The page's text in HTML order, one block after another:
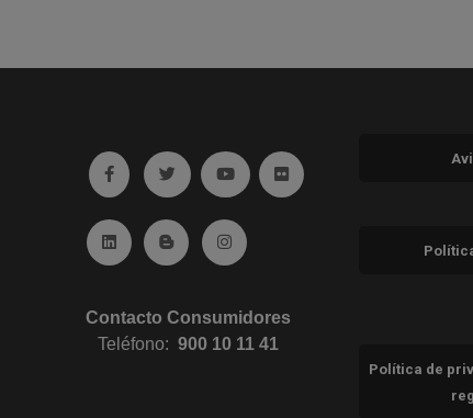
Ir a facebook (abre en ventana nueva)
Ir a twitter (abre en ventana nueva)
Ir a YouTube (abre en ventana
Ir a Flickr (abre en
Ir a Linkedin (abre en ventana nueva)
Ir al Blog (abre en ventana nueva)
Ir a Instagram (abre en ventana
Contacto Consumidores
Teléfono:900 10 11 41
Política de